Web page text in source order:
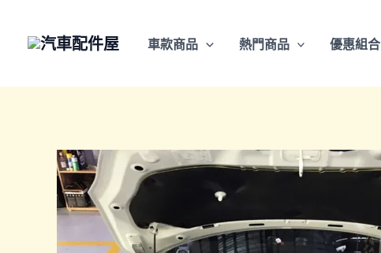
車款商品 熱門商品 優惠組合